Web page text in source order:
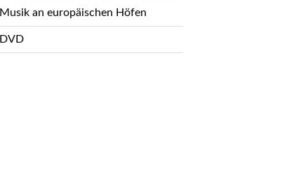
Musik an europäischen Höfen
DVD